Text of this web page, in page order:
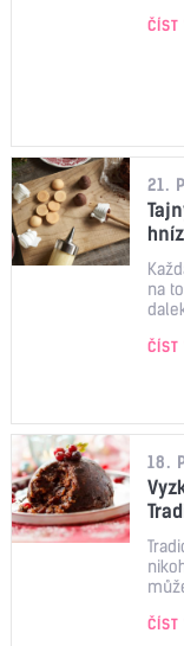
ČÍST
21.
na
ČÍST
18.
ČÍST